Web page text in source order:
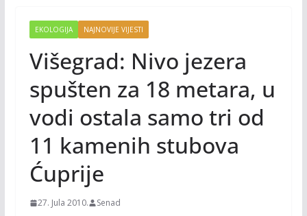
EKOLOGIJA NAJNOVIJE VIJESTI
Višegrad: Nivo jezera
spušten za 18 metara, u
vodi ostala samo tri od
11 kamenih stubova
Ćuprije
27. Jula 2010. Senad